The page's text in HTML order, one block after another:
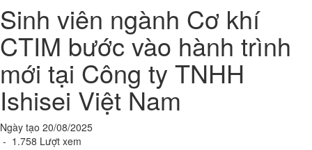
Sinh viên ngành Cơ khí
CTIM bước vào hành trình
mới tại Công ty TNHH
Ishisei Việt Nam
Ngày tạo 20/08/2025
- 1.758 Lượt xem